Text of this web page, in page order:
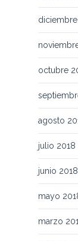
octubre
agosto
julio 2018
junio 2018
mayo
marzo